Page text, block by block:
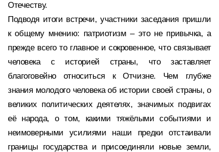
Отечеству.
Подводя итоги встречи, участники заседания пришли
к общему мнению: патриотизм – это не привычка, а
прежде всего то главное и сокровенное, что связывает
человека с историей страны, что заставляет
благоговейно относиться к Отчизне. Чем глубже
знания молодого человека об истории своей страны, о
великих политических деятелях, значимых подвигах
её народа, о том, какими тяжёлыми событиями и
неимоверными усилиями наши предки отстаивали
границы государства и присоединяли новые земли,